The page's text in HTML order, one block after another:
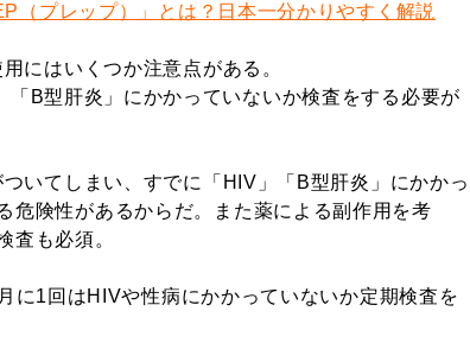
（プレップ）」とは？日本一分かりやすく解説
にはいくつか注意点がある。
「B型肝炎」にかかっていないか検査をする必要が
いてしまい、すでに「HIV」「B型肝炎」にかかっ
危険性があるからだ。また薬による副作用を考
査も必須。
に1回はHIVや性病にかかっていないか定期検査を